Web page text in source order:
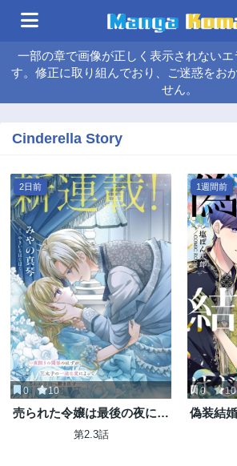
一部の章で画像が正しく表示されないエ
す。修正に取り組んでおり、ご迷惑をお
せん。
Cinderella Story
2日前
0 10
売られた令嬢は最後の夜にヤ
リ逃げしました〜平和に子育
第2.3話
1週間前
0 10
偽装結
子の婚